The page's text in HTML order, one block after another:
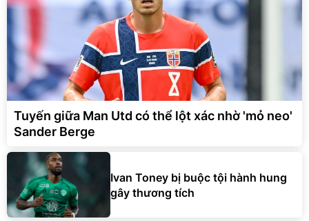
Tuyến giữa Man Utd có thể lột xác nhờ 'mỏ neo'
Sander Berge
Ivan Toney bị buộc tội hành hung
gây thương tích